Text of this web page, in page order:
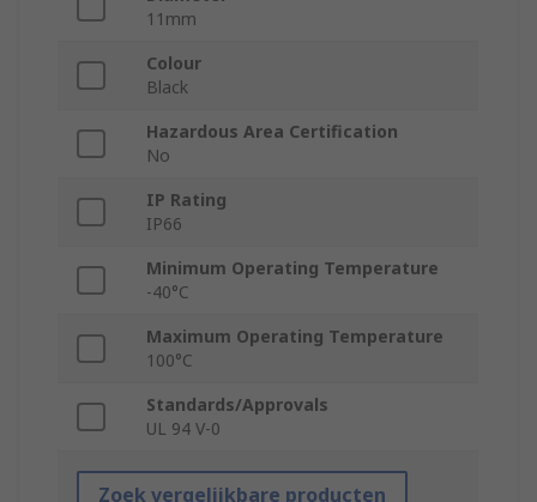
11mm
Colour
Black
Hazardous Area Certification
No
IP Rating
IP66
Minimum Operating Temperature
-40°C
Maximum Operating Temperature
100°C
Standards/Approvals
UL 94 V-0
Zoek vergelijkbare producten